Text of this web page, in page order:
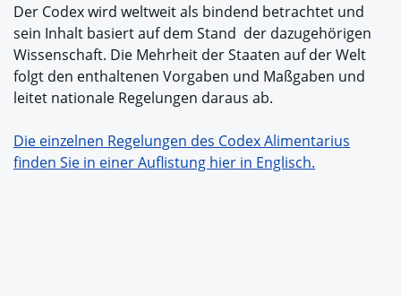
Der Codex wird weltweit als bindend betrachtet und
sein Inhalt basiert auf dem Stand der dazugehörigen
Wissenschaft. Die Mehrheit der Staaten auf der Welt
folgt den enthaltenen Vorgaben und Maßgaben und
leitet nationale Regelungen daraus ab.
Die einzelnen Regelungen des Codex Alimentarius
finden Sie in einer Auflistung hier in Englisch.